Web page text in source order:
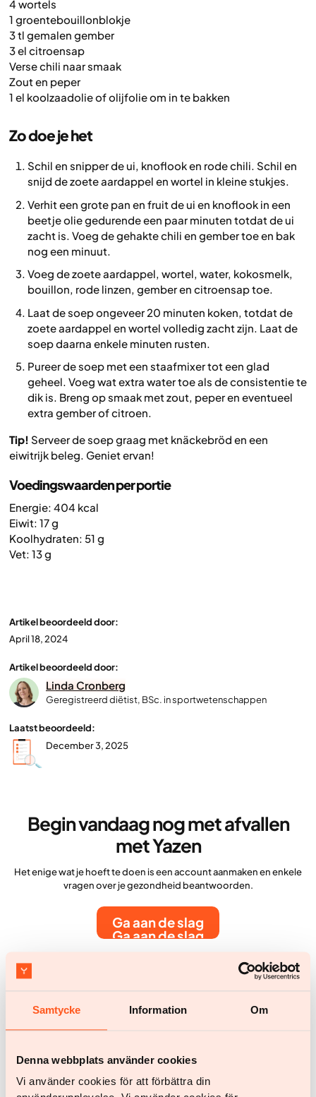
Samtycke Information Om
Denna webbplats använder cookies
Vi använder cookies för att förbättra din
4 wortels
1 groentebouillonblokje
3 tl gemalen gember
3 el citroensap
Verse chili naar smaak
Zout en peper
1 el koolzaadolie of olijfolie om in te bakken
Zo doe je het
Schil en snipper de ui, knoflook en rode chili. Schil en
snijd de zoete aardappel en wortel in kleine stukjes.
Verhit een grote pan en fruit de ui en knoflook in een
beetje olie gedurende een paar minuten totdat de ui
zacht is. Voeg de gehakte chili en gember toe en bak
nog een minuut.
Voeg de zoete aardappel, wortel, water, kokosmelk,
bouillon, rode linzen, gember en citroensap toe.
Laat de soep ongeveer 20 minuten koken, totdat de
zoete aardappel en wortel volledig zacht zijn. Laat de
soep daarna enkele minuten rusten.
Pureer de soep met een staafmixer tot een glad
geheel. Voeg wat extra water toe als de consistentie te
dik is. Breng op smaak met zout, peper en eventueel
extra gember of citroen.
Tip! Serveer de soep graag met knäckebröd en een
eiwitrijk beleg. Geniet ervan!
Voedingswaarden per portie
Energie: 404 kcal
Eiwit: 17 g
Koolhydraten: 51 g
Vet: 13 g
Artikel beoordeeld door:
April 18, 2024
Artikel beoordeeld door:
Linda Cronberg
Geregistreerd diëtist, BSc. in sportwetenschappen
Laatst beoordeeld:
December 3, 2025
Begin vandaag nog met afvallen
met Yazen
Het enige wat je hoeft te doen is een account aanmaken en enkele
vragen over je gezondheid beantwoorden.
Ga aan de slag
Ga aan de slag
Meer artikelen